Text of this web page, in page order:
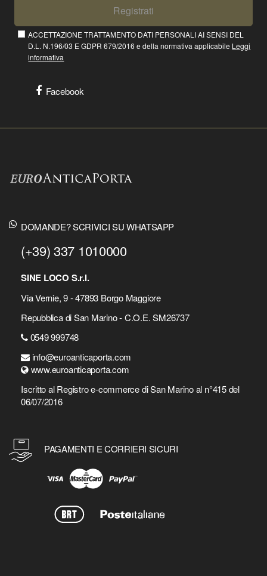
Registrati
ACCETTAZIONE TRATTAMENTO DATI PERSONALI AI SENSI DEL
D.L. N.196/03 E GDPR 679/2016 e della normativa applicabile Leggi
informativa
Facebook
DOMANDE? SCRIVICI SU WHATSAPP
(+39) 337 1010000
SINE LOCO S.r.l.
Via Vernie, 9 - 47893 Borgo Maggiore
Repubblica di San Marino - C.O.E. SM26737
0549 999748
info@euroanticaporta.com
www.euroanticaporta.com
Iscritto al Registro e-commerce di San Marino al n°415 del
06/07/2016
PAGAMENTI E CORRIERI SICURI